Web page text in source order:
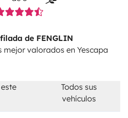
de FENGLIN
mejor valorados en Yescapa
Todos sus
vehículos